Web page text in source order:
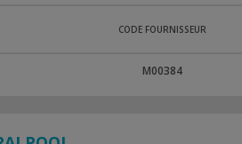
CODE FOURNISSEUR
M00384